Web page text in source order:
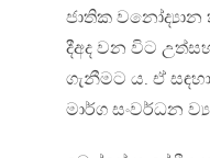
ජාතික
දීඅද වන විට
ගැනීමට ය. ඒ
මාර්ග සංවර්ධන